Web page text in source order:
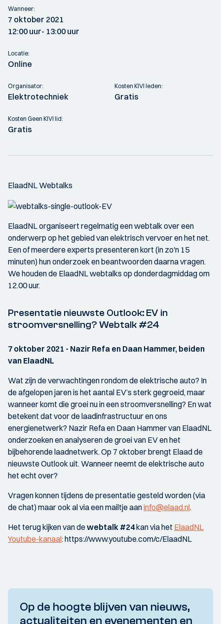
Wanneer:
7 oktober 2021
12:00 uur- 13:00 uur
Locatie:
Online
Organisator:
Elektrotechniek
Kosten KIVI leden:
Gratis
Kosten Geen KIVI lid:
Gratis
ElaadNL Webtalks
ElaadNL organiseert regelmatig een webtalk over een
onderwerp op het gebied van elektrisch vervoer en het net.
Een of meerdere experts presenteren kort (in zo'n 15
minuten) hun onderzoek en beantwoorden daarna vragen.
We houden de ElaadNL webtalks op donderdagmiddag om
12.00 uur.
Presentatie nieuwste Outlook: EV in
stroomversnelling? Webtalk #24
7 oktober 2021 - Nazir Refa en Daan Hammer, beiden
van ElaadNL
Wat zijn de verwachtingen rondom de elektrische auto? In
de afgelopen jaren is het aantal EV’s sterk gegroeid, maar
wanneer komt die groei nu in een stroomversnelling? En wat
betekent dat voor de laadinfrastructuur en ons
energienetwerk? Nazir Refa en Daan Hammer van ElaadNL
onderzoeken en analyseren de groei van EV en het
bijbehorende laadnetwerk. Op 7 oktober brengt Elaad de
nieuwste Outlook uit. Wanneer neemt de elektrische auto
het echt over?
Vragen konnen tijdens de presentatie gesteld worden (via
de chat) maar ook al via een mailtje aaninfo@elaad.nl.
Het terug kijken van dewebtalk #24kan via het ElaadNL
Youtube-kanaal: https://www.youtube.com/c/ElaadNL
Op de hoogte blijven van nieuws,
actualiteiten en evenementen en